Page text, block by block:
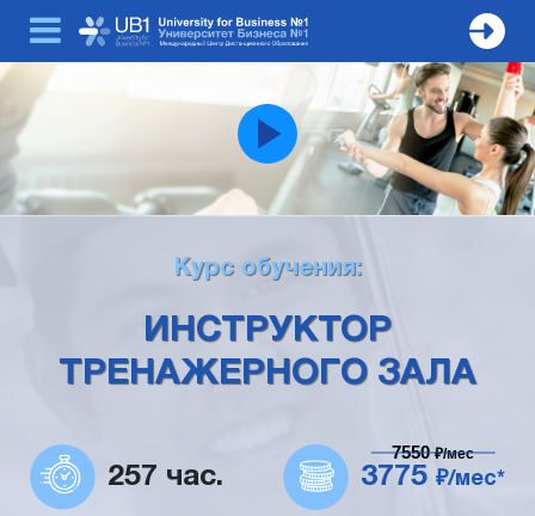
Курс обучения:
ИНСТРУКТОР
ТРЕНАЖЕРНОГО ЗАЛА
257 час. 3775 ₽/мес*
7550₽/мес